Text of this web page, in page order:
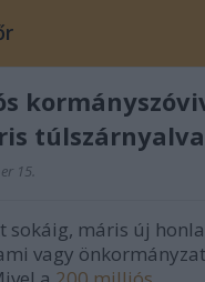
túlszárnyalva
15.
sokáig, máris új
vagy